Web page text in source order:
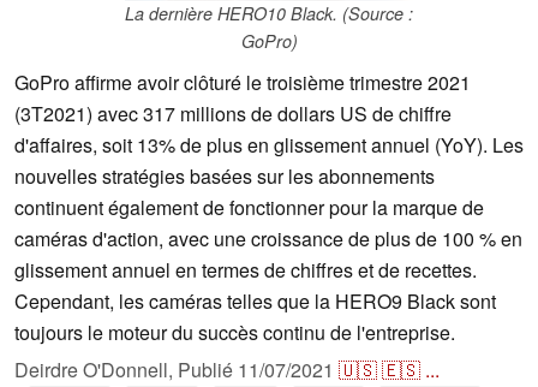
La dernière HERO10 Black. (Source :
GoPro)
GoPro affirme avoir clôturé le troisième trimestre 2021
(3T2021) avec 317 millions de dollars US de chiffre
d'affaires, soit 13% de plus en glissement annuel (YoY). Les
nouvelles stratégies basées sur les abonnements
continuent également de fonctionner pour la marque de
caméras d'action, avec une croissance de plus de 100 % en
glissement annuel en termes de chiffres et de recettes.
Cependant, les caméras telles que la HERO9 Black sont
toujours le moteur du succès continu de l'entreprise.
Deirdre O'Donnell, Publié 11/07/2021 🇺🇸🇪🇸 ...